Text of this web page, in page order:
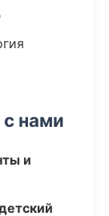
нами
и